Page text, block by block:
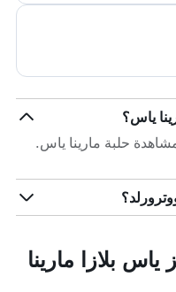
ياس؟
حلبة مارينا ياس.
بلازا مارينا